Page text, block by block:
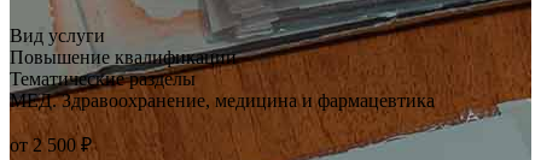
Вид услуги
Повышение квалификации
Тематические разделы
МЕД. Здравоохранение, медицина и фармацевтика
от 2 500 ₽